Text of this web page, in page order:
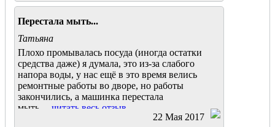
Перестала мыть...
Татьяна
Плохо промывалась посуда (иногда остатки
средства даже) я думала, это из-за слабого
напора воды, у нас ещё в это время велись
ремонтные работы во дворе, но работы
закончились, а машинка перестала
мыть
читать весь отзыв
22 Мая 2017